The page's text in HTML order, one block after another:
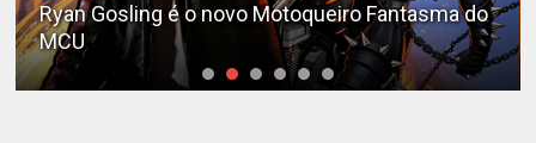
Ryan Gosling é o novo Motoqueiro Fantasma do
MCU